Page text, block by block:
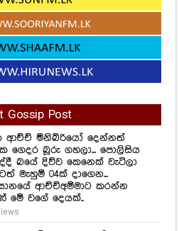
Gossip Post
ආච්චි මිනිබිරියෝ දෙන්නත්
ගෙදර බූරු ගහලා... පොලිසිය
බයේ දිව්ව කෙනෙක් වැටිලා
මැහුම් 04ක් දාගෙන...
ආච්චිඅම්මාට කරන්න
මේ වගේ දෙයක්..